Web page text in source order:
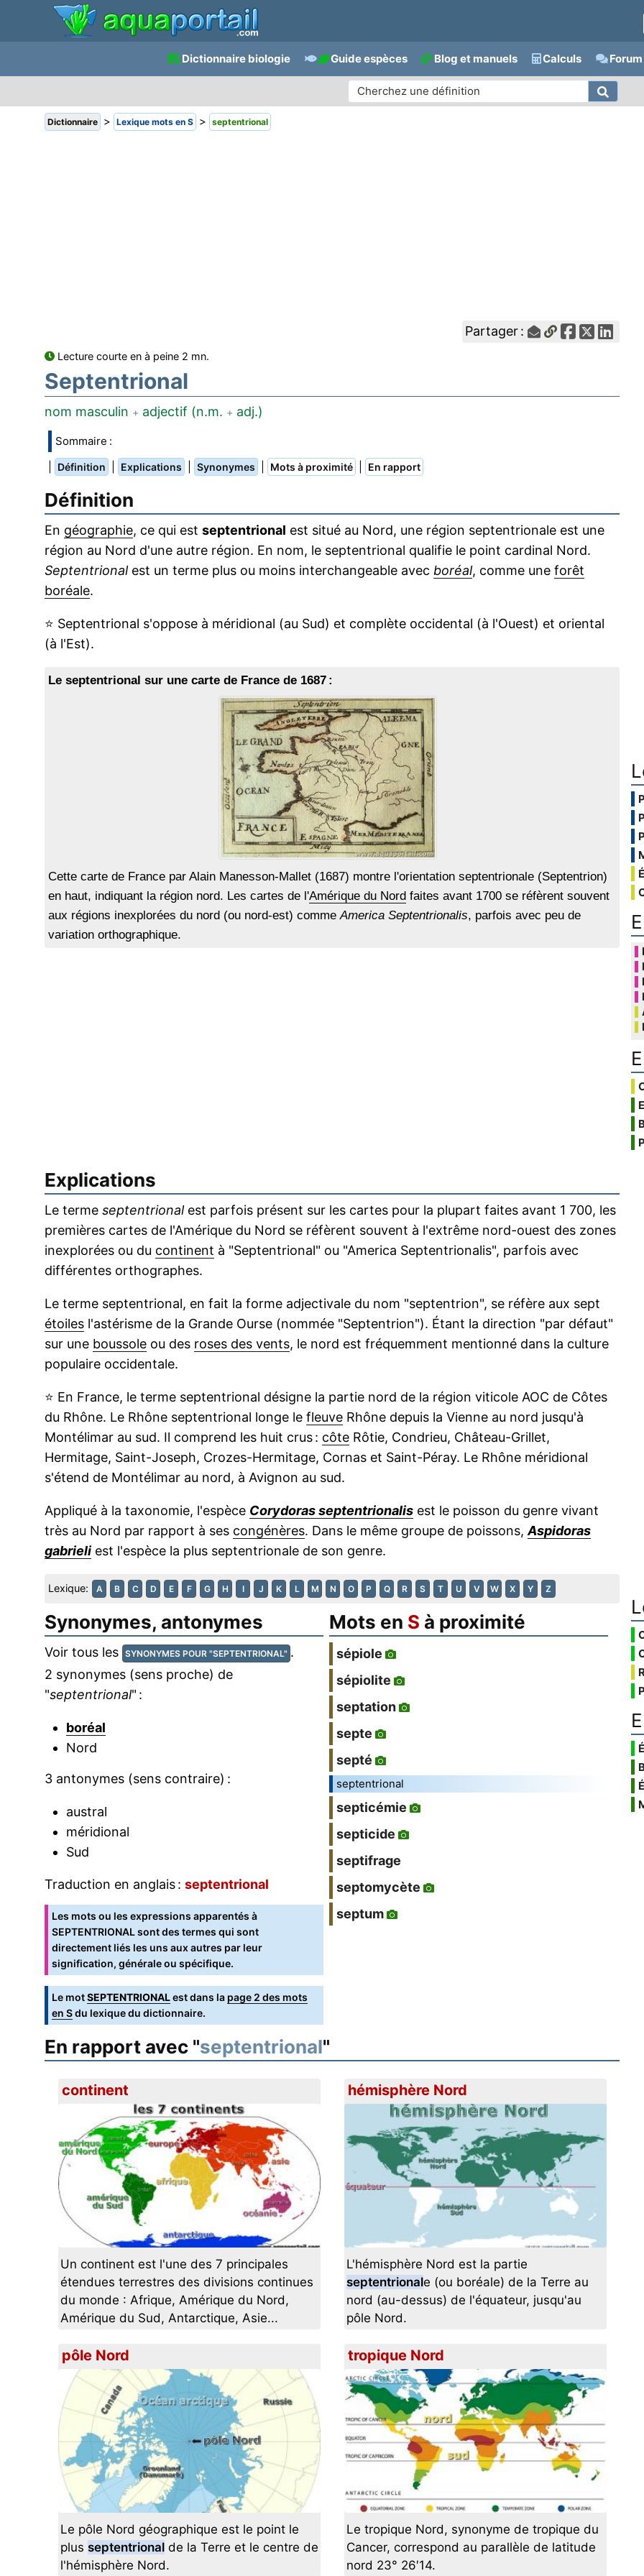
Dictionnaire biologie Guide espèces Blog et manuels Calculs
Dictionnaire > Lexique mots en S > septentrional
Partager :
Lecture courte en à peine 2 mn.
Septentrional
nom masculin + adjectif (n.m. + adj.)
Sommaire :
Définition Explications Synonymes Mots à proximité En rapport
Définition
En géographie, ce qui est septentrional est situé au Nord, une région septentrionale est une
région au Nord d'une autre région. En nom, le septentrional qualifie le point cardinal Nord.
Septentrionalest un terme plus ou moins interchangeable avec boréal, comme une forêt
boréale.
⭐ Septentrional s'oppose à méridional (au Sud) et complète occidental (à l'Ouest) et oriental
(à l'Est).
Le septentrional sur une carte de France de 1687 :
Cette carte de France par Alain Manesson-Mallet (1687) montre l'orientation septentrionale (Septentrion)
en haut, indiquant la région nord. Les cartes de l'Amérique du Nord faites avant 1700 se réfèrent souvent
aux régions inexplorées du nord (ou nord-est) commeAmerica Septentrionalis, parfois avec peu de
variation orthographique.
Explications
Le terme septentrionalest parfois présent sur les cartes pour la plupart faites avant 1 700, les
premières cartes de l'Amérique du Nord se réfèrent souvent à l'extrême nord-ouest des zones
inexplorées ou du continent à "Septentrional" ou "America Septentrionalis", parfois avec
différentes orthographes.
Le terme septentrional, en fait la forme adjectivale du nom "septentrion", se réfère aux sept
étoiles l'astérisme de la Grande Ourse (nommée "Septentrion"). Étant la direction "par défaut"
sur une boussole ou des roses des vents, le nord est fréquemment mentionné dans la culture
populaire occidentale.
⭐ En France, le terme septentrional désigne la partie nord de la région viticole AOC de Côtes
du Rhône. Le Rhône septentrional longe le fleuve Rhône depuis la Vienne au nord jusqu'à
Montélimar au sud. Il comprend les huit crus : côte Rôtie, Condrieu, Château-Grillet,
Hermitage, Saint-Joseph, Crozes-Hermitage, Cornas et Saint-Péray. Le Rhône méridional
s'étend de Montélimar au nord, à Avignon au sud.
Appliqué à la taxonomie, l'espèce Corydoras septentrionalis est le poisson du genre vivant
très au Nord par rapport à ses congénères. Dans le même groupe de poissons,Aspidoras
gabrieli est l'espèce la plus septentrionale de son genre.
Lexique: A B C D E F G H I J K L M N O P Q R S T U V W X Y Z
Synonymes, antonymes
Voir tous les SYNONYMES POUR "SEPTENTRIONAL" .
2 synonymes (sens proche) de
"septentrional" :
boréal
Nord
3 antonymes (sens contraire) :
austral
méridional
Sud
Traduction en anglais : septentrional
Les mots ou les expressions apparentés à
SEPTENTRIONAL sont des termes qui sont
directement liés les uns aux autres par leur
signification, générale ou spécifique.
Le motSEPTENTRIONALest dans la page 2 des mots
en Sdu lexique du dictionnaire.
Mots en S à proximité
sépiole
sépiolite
septation
septe
septé
septentrional
septicémie
septicide
septifrage
septomycète
septum
En rapport avec "septentrional"
continent
Un continent est l'une des 7 principales
étendues terrestres des divisions continues
du monde : Afrique, Amérique du Nord,
Amérique du Sud, Antarctique, Asie...
hémisphère Nord
L'hémisphère Nord est la partie
septentrionale (ou boréale) de la Terre au
nord (au-dessus) de l'équateur, jusqu'au
pôle Nord.
pôle Nord
Le pôle Nord géographique est le point le
plus septentrionalde la Terre et le centre de
l'hémisphère Nord.
tropique Nord
Le tropique Nord, synonyme de tropique du
Cancer, correspond au parallèle de latitude
nord 23° 26′14.